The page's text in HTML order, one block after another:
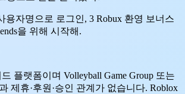
용자명으로 로그인, 3 Robux 환영 보너스
을 위해 시작해.
플랫폼이며 Volleyball Game Group 또는
제휴·후원·승인 관계가 없습니다. Roblox